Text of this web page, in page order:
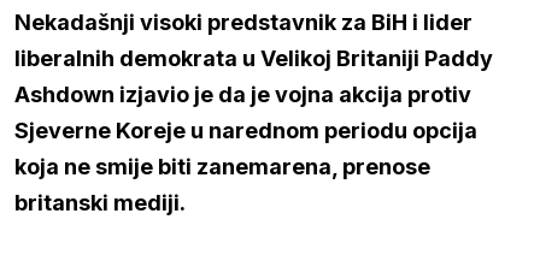
Nekadašnji visoki predstavnik za BiH i lider
liberalnih demokrata u Velikoj Britaniji Paddy
Ashdown izjavio je da je vojna akcija protiv
Sjeverne Koreje u narednom periodu opcija
koja ne smije biti zanemarena, prenose
britanski mediji.